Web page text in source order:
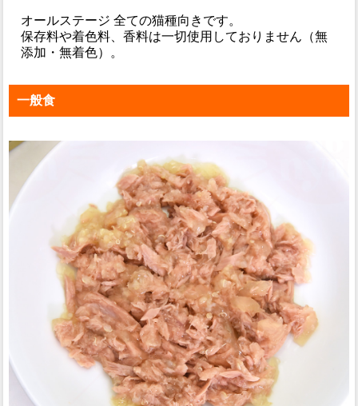
オールステージ 全ての猫種向きです。
保存料や着色料、香料は一切使用しておりません（無
添加・無着色）。
一般食